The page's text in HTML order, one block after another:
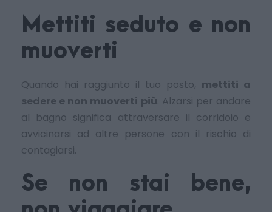
Mettiti seduto e non
muoverti
Quando hai raggiunto il tuo posto, mettiti a
sedere e non muoverti più. Alzarsi per andare
al bagno significa attraversare il corridoio e
avvicinarsi ad altre persone con il rischio di
contagiarsi.
Se non stai bene,